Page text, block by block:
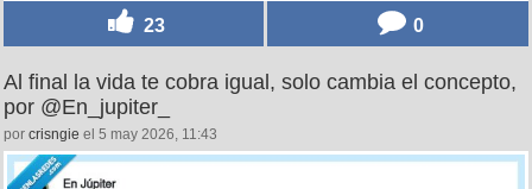
23 0
Al final la vida te cobra igual, solo cambia el concepto,
por @En_jupiter_
por crisngie el 5 may 2026, 11:43